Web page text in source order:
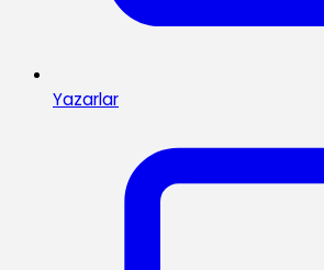
Yazarlar